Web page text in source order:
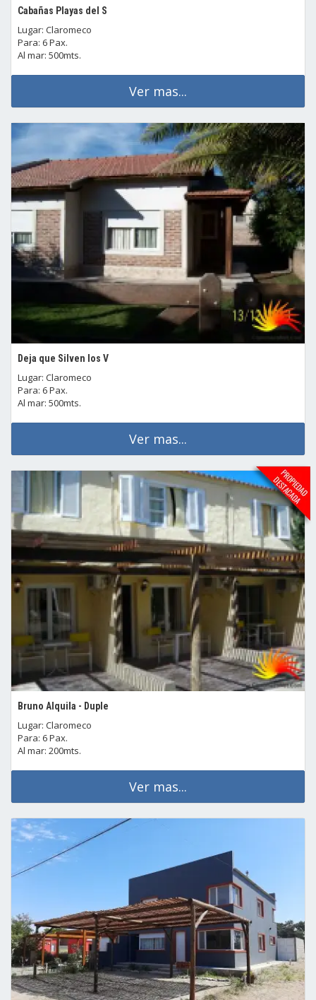
Cabañas Playas del S
Lugar: Claromeco
Para: 6 Pax.
Al mar: 500mts.
Ver mas...
Deja que Silven los V
Lugar: Claromeco
Para: 6 Pax.
Al mar: 500mts.
Ver mas...
Bruno Alquila - Duple
Lugar: Claromeco
Para: 6 Pax.
Al mar: 200mts.
Ver mas...